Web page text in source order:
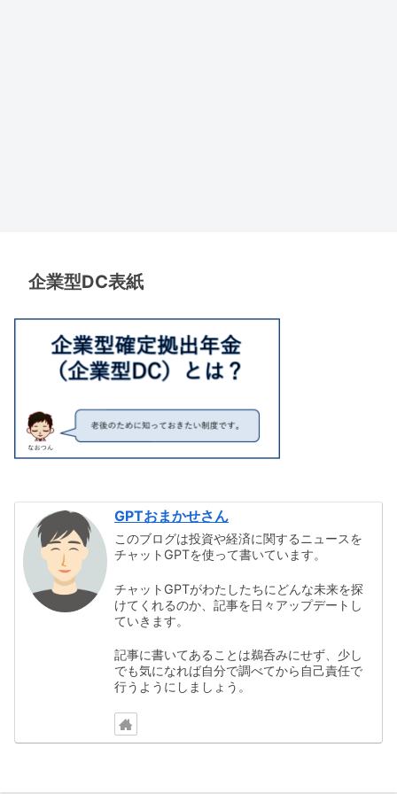
企業型DC表紙
GPTおまかせさん
このブログは投資や経済に関するニュースを
チャットGPTを使って書いています。
チャットGPTがわたしたちにどんな未来を探
けてくれるのか、記事を日々アップデートし
ていきます。
記事に書いてあることは鵜呑みにせず、少し
でも気になれば自分で調べてから自己責任で
行うようにしましょう。